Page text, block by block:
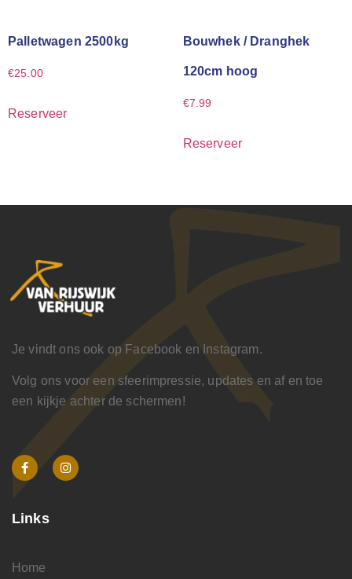
Palletwagen 2500kg
€25.00
Reserveer
Bouwhek / Dranghek
120cm hoog
€7.99
Reserveer
Je vindt ons ook op Facebook en Instagram.
Volg ons voor een sfeerimpressie, updates en af en toe
een kijkje achter de schermen!
Links
Home